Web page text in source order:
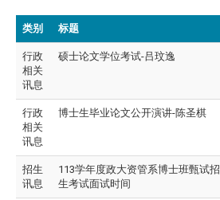
类别 标题
行政
相关
讯息
硕士论文学位考试-吕玟逸
行政
相关
讯息
博士生毕业论文公开演讲-陈圣棋
招生
讯息
113学年度政大资管系博士班甄试招
生考试面试时间